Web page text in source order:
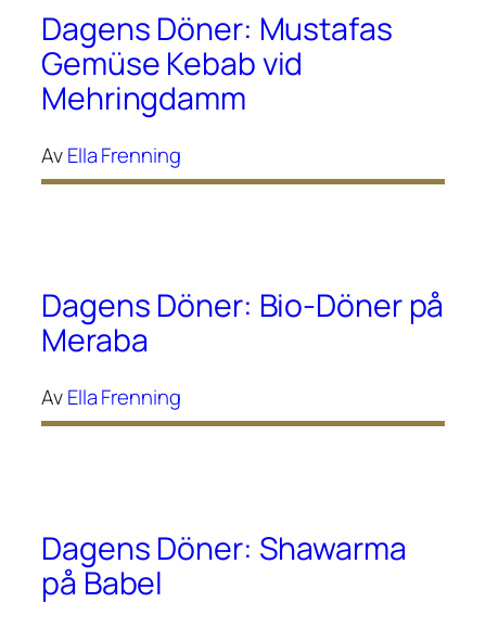
Dagens Döner: Mustafas
Gemüse Kebab vid
Mehringdamm
AvElla Frenning
Dagens Döner: Bio-Döner på
Meraba
AvElla Frenning
Dagens Döner: Shawarma
på Babel